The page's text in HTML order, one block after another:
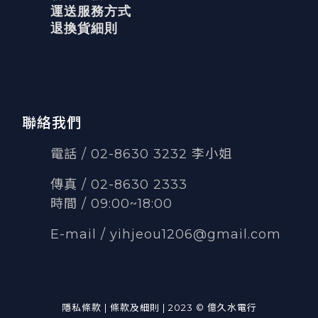
運送服務方式
退換貨細則
聯絡我們
電話 / 02-8630 3232 李小姐
傳真 / 02-8630 2333
時間 / 09:00~18:00
E-mail / yihjeou1206@gmail.com
隱私條款 | 條款及細則 | 2023 © 億久水電行